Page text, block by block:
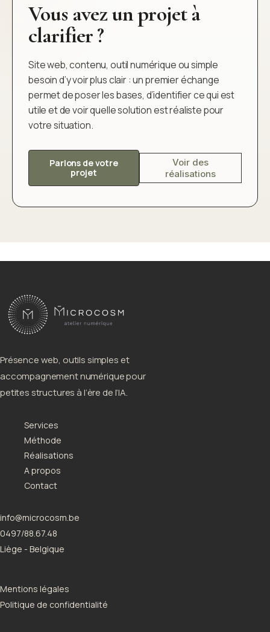
Vous avez un projet à
clarifier ?
Site web, contenu, outil numérique ou simple
besoin d’y voir plus clair : un premier échange
permet de poser les bases, d’identifier ce qui est
utile et de voir quelle solution est réaliste pour
votre situation.
Parlons de votre
projet
Voir des
réalisations
Présence web, outils simples et
accompagnement numérique pour
petites structures à l’ère de l’IA.
Services
Méthode
Réalisations
A propos
Contact
info@microcosm.be
0497/88.67.48
Liège - Belgique
Mentions légales
Politique de confidentialité